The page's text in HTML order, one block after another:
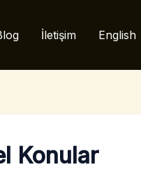
İletişim English
Konular